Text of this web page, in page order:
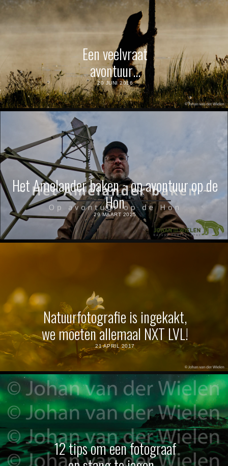
Een veelvraat
avontuur…
20 JUNI 2016
Het Amelander baken ~ op avontuur op de
Hon
29 MAART 2025
Natuurfotografie is ingekakt,
we moeten allemaal NXT LVL!
21 APRIL 2017
12 tips om een fotograaf